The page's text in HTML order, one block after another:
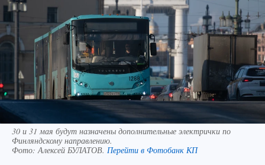
30 и 31 мая будут назначены дополнительные электрички по
Финляндскому направлению.
Фото:Алексей БУЛАТОВ. Перейти в Фотобанк КП